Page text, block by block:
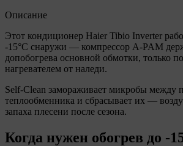
Описание
Этот кондиционер Haier Tibio Inverter
-15°C снаружи — компрессор A-PAM
допобогрева основной обмотки, только
нагревателем от наледи.
Self-Clean замораживает микробы между
теплообменника и сбрасывает их —
запаха плесени после сезона.
Когда нужен обогрев до -